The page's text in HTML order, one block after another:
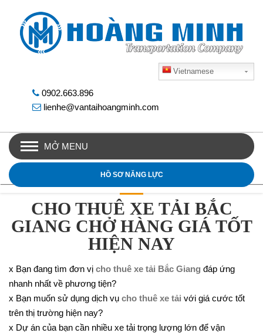
Vietnamese
0902.663.896
lienhe@vantaihoangminh.com
MỞ MENU
HỒ SƠ NĂNG LỰC
CHO THUÊ XE TẢI BẮC
GIANG CHỞ HÀNG GIÁ TỐT
HIỆN NAY
x Bạn đang tìm đơn vị cho thuê xe tải Bắc Giang đáp ứng
nhanh nhất về phương tiện?
x Bạn muốn sử dụng dịch vụ cho thuê xe tải với giá cước tốt
trên thị trường hiện nay?
x Dự án của bạn cần nhiều xe tải trọng lượng lớn để vận